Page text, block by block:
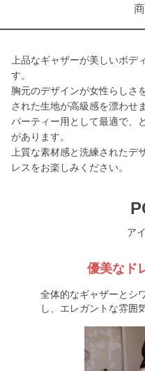
上品なギャザーが美しいボ
す。
胸元のデザインが女性らしさ
された生地が高級感を漂わせ
パーティー用として最適で、
があります。
上質な素材感と洗練されたデ
レスをお楽しみください。
ア
優美なド
全体的なギャザーとシ
し、エレガントな雰囲